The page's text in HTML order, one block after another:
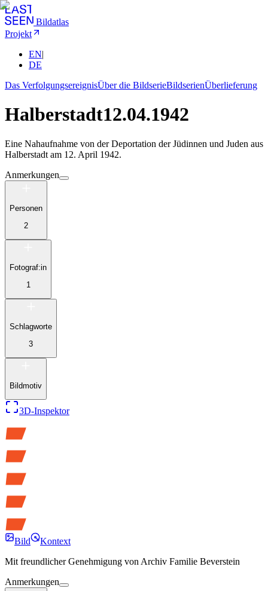
Bildatlas
Projekt
EN|
DE
Das VerfolgungsereignisÜber die BildserieBildserienÜberlieferung
Halberstadt12.04.1942
Eine Nahaufnahme von der Deportation der Jüdinnen und Juden aus
Halberstadt am 12. April 1942.
Anmerkungen
Personen
2
Fotograf:in
1
Schlagworte
3
Bildmotiv
3D-Inspektor
Bild
Kontext
Mit freundlicher Genehmigung vonArchiv Familie Beverstein
Anmerkungen